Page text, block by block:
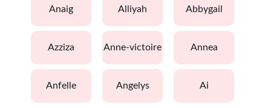
anaig alliyah abbygail
azziza anne-victoire annea
anfelle angelys ai